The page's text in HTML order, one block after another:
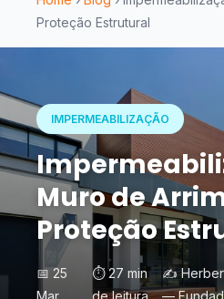
Proteção Estrutural
IMPERMEABILIZAÇÃO
Muro de
Proteção
📅 25
Mar
⏱️ 27 min
de leitura
✍️
—